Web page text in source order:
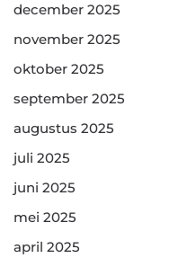
december 2025
november 2025
oktober 2025
september 2025
augustus 2025
juli 2025
juni 2025
mei 2025
april 2025